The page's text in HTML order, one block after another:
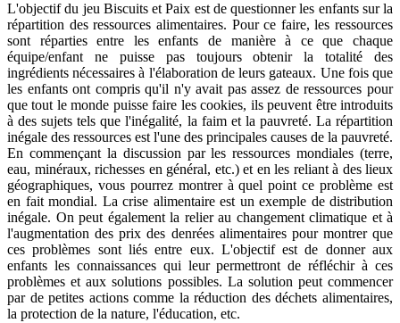
L'objectif du jeu Biscuits et Paix est de questionner les enfants sur la
répartition des ressources alimentaires. Pour ce faire, les ressources
sont réparties entre les enfants de manière à ce que chaque
équipe/enfant ne puisse pas toujours obtenir la totalité des
ingrédients nécessaires à l'élaboration de leurs gateaux. Une fois que
les enfants ont compris qu'il n'y avait pas assez de ressources pour
que tout le monde puisse faire les cookies, ils peuvent être introduits
à des sujets tels que l'inégalité, la faim et la pauvreté. La répartition
inégale des ressources est l'une des principales causes de la pauvreté.
En commençant la discussion par les ressources mondiales (terre,
eau, minéraux, richesses en général, etc.) et en les reliant à des lieux
géographiques, vous pourrez montrer à quel point ce problème est
en fait mondial. La crise alimentaire est un exemple de distribution
inégale. On peut également la relier au changement climatique et à
l'augmentation des prix des denrées alimentaires pour montrer que
ces problèmes sont liés entre eux. L'objectif est de donner aux
enfants les connaissances qui leur permettront de réfléchir à ces
problèmes et aux solutions possibles. La solution peut commencer
par de petites actions comme la réduction des déchets alimentaires,
la protection de la nature, l'éducation, etc.